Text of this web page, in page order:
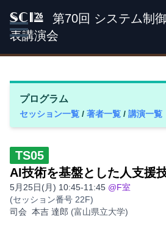
SCI '26
第70回 システム制
表講演会
プログラム
セッション一覧 / 著者一覧 / 講演一覧
TS05
AI技術を基盤とした人支援
5月25日(月) 10:45-11:45 @F室
(セッション番号 22F)
司会 本吉 達郎 (富山県立大学)